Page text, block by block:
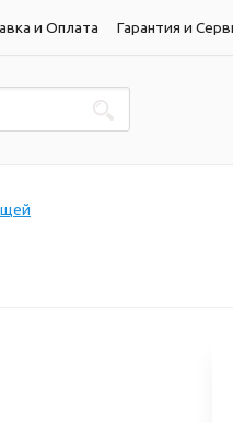
и Оплата Гарантия и